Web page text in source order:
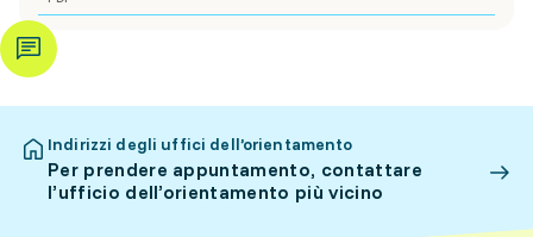
Indirizzi degli uffici dell’orientamento
Per prendere appuntamento, contattare
l’ufficio dell’orientamento più vicino